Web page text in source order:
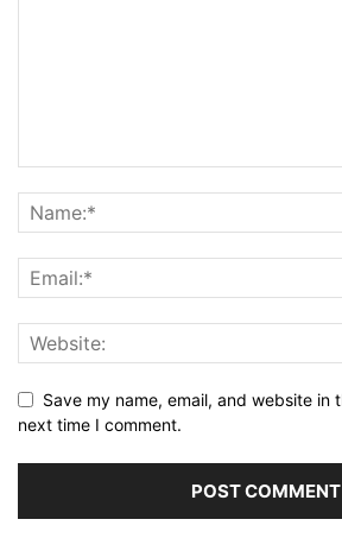
Save my name, email, and website in
next time I comment.